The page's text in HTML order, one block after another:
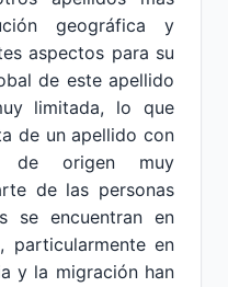
geográfica y
aspectos para su
de este apellido
limitada, lo que
de un apellido con
de origen muy
de las personas
se encuentran en
particularmente en
y la migración han